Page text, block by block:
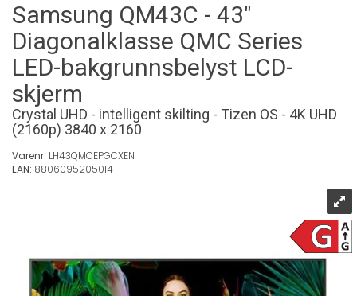
Samsung QM43C - 43"
Diagonalklasse QMC Series
LED-bakgrunnsbelyst LCD-
skjerm
Crystal UHD - intelligent skilting - Tizen OS - 4K UHD
(2160p) 3840 x 2160
Varenr: LH43QMCEPGCXEN
EAN: 8806095205014